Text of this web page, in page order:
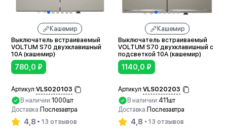
Кашемир
Выключатель встраиваемый
VOLTUM S70 двухклавишный
10А (кашемир)
780,0 ₽
Артикул:VLS020103
В наличии:1000шт
Доставка: Послезавтра
4,8 13 отзывов
Кашемир
Выключатель встраиваемый
VOLTUM S70 двухклавишный с
подсветкой 10А (кашемир)
1140,0 ₽
Артикул:VLS020203
В наличии:411шт
Доставка: Послезавтра
4,8 13 отзывов